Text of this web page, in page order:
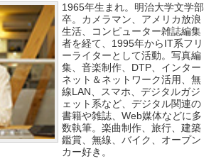
僕が見た未来【完全版】
￥0
D40 地球の歩き方 チェンマイ タイ北部の魅
力的な町 2026～2027 地球の歩き方D アジア
￥2,079
[キャンパーズコレクション 山善] ポップアッ
プテント 傘みたいに広げて畳める パッとサ
ッとサンシェード キューブ フルクローズ メ
ッシュ 簡単設置 ワンタッチテント キャンプ
&ハイキング カーキ PATC-150(KH)
￥6,831
PYKES PEAK (パイクスピーク) 着替えテン
ト プライバシー テント 【中が透けない】 1
人用 折りたたみ 防災グッズ 災害用トイレ ビ
ーチ ピクニック ポップアップテント 携帯 簡
DEWEL パラソル 大型 ビーチ アウトドアパ
ラソル ガーデン サイトシート付 折りたたみ
防水 UVカット 4段階高さ調整 軽量 収納袋付
き
￥6,459
GRANDOOR ステンレス保冷剤 2個セット 2
026リニューアル 急速冷凍 空間倍増 衛生的
コンパクト 保冷力長持ち
1965年生まれ。明治大学文学部
卒。カメラマン、アメリカ放浪
生活、コンピューター雑誌編集
者を経て、1995年からIT系フリ
ーライターとして活動。写真編
集、音楽制作、DTP、インター
ネット＆ネットワーク活用、無
線LAN、スマホ、デジタルガジ
ェット系など、デジタル関連の
書籍や雑誌、Web媒体などに多
数執筆。楽曲制作、旅行、建築
鑑賞、無線、バイク、オープン
カー好き。